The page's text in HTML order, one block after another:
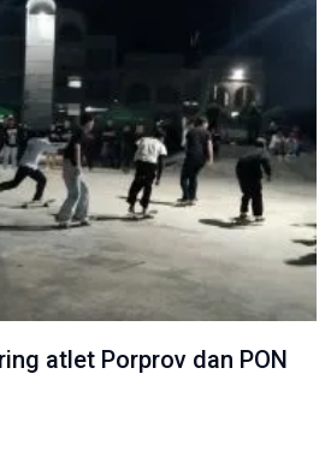
atlet Porprov dan PON